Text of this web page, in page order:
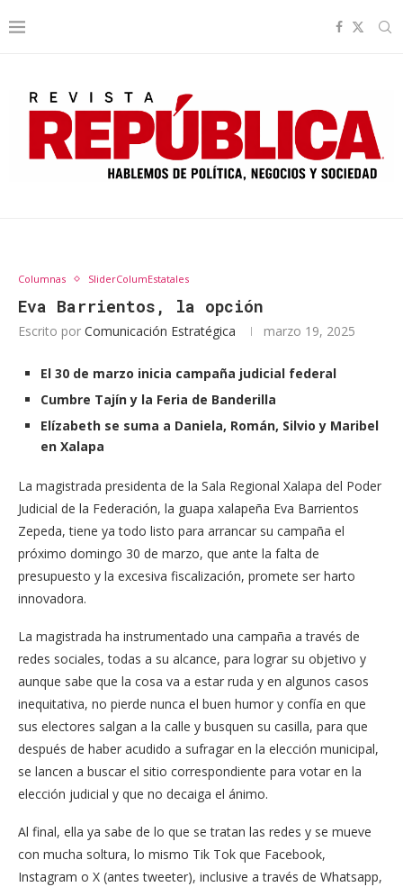
Columnas SliderColumEstatales
Eva Barrientos, la opción
Escrito por Comunicación Estratégica marzo 19, 2025
El 30 de marzo inicia campaña judicial federal
Cumbre Tajín y la Feria de Banderilla
Elízabeth se suma a Daniela, Román, Silvio y Maribel
en Xalapa
La magistrada presidenta de la Sala Regional Xalapa del Poder
Judicial de la Federación, la guapa xalapeña Eva Barrientos
Zepeda, tiene ya todo listo para arrancar su campaña el
próximo domingo 30 de marzo, que ante la falta de
presupuesto y la excesiva fiscalización, promete ser harto
innovadora.
La magistrada ha instrumentado una campaña a través de
redes sociales, todas a su alcance, para lograr su objetivo y
aunque sabe que la cosa va a estar ruda y en algunos casos
inequitativa, no pierde nunca el buen humor y confía en que
sus electores salgan a la calle y busquen su casilla, para que
después de haber acudido a sufragar en la elección municipal,
se lancen a buscar el sitio correspondiente para votar en la
elección judicial y que no decaiga el ánimo.
Al final, ella ya sabe de lo que se tratan las redes y se mueve
con mucha soltura, lo mismo Tik Tok que Facebook,
Instagram o X (antes tweeter), inclusive a través de Whatsapp,